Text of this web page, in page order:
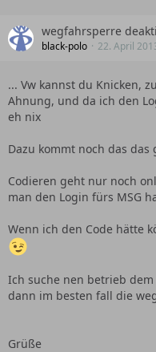
wegfahrsperre
black-polo 22. April
... Vw kannst du Knicken,
Ahnung, und da ich den
eh nix
Dazu kommt noch das das
Codieren geht nur noch
man den Login fürs MSG
Wenn ich den Code hätte
Ich suche nen betrieb
dann im besten fall die
Grüße